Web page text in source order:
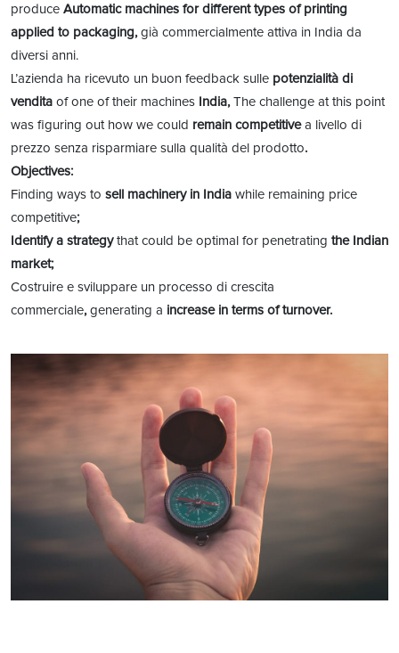
produce Automatic machines for different types of printing
applied to packaging, già commercialmente attiva in India da
diversi anni.
L’azienda ha ricevuto un buon feedback sulle potenzialità di
vendita of one of their machines India, The challenge at this point
was figuring out how we could remain competitivea livello di
prezzo senza risparmiare sulla qualità del prodotto.
Objectives:
Finding ways to sell machinery in India while remaining price
competitive;
Identify a strategythat could be optimal for penetrating the Indian
market;
Costruire e sviluppare un processo di crescita
commerciale, generating a increase in terms of turnover.